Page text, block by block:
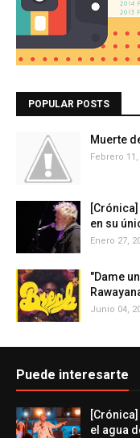
POPULAR POSTS
Muerte
Febrero 11,
en su
Enero 27,
"Dame
Junio 04,
Puede interesarte
el agua